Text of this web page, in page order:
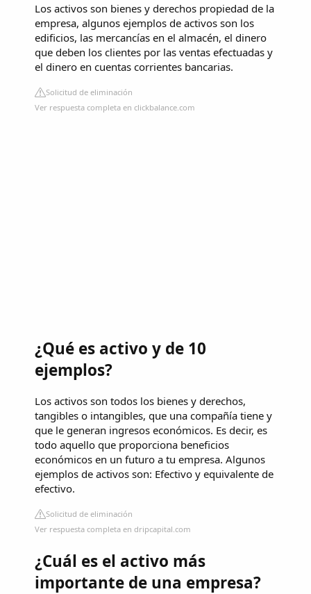
Los activos son bienes y derechos propiedad de la
empresa, algunos ejemplos de activos son los
edificios, las mercancías en el almacén, el dinero
que deben los clientes por las ventas efectuadas y
el dinero en cuentas corrientes bancarias.
Solicitud de eliminación
Ver respuesta completa en clickbalance.com
¿Qué es activo y de 10
ejemplos?
Los activos son todos los bienes y derechos,
tangibles o intangibles, que una compañía tiene y
que le generan ingresos económicos. Es decir, es
todo aquello que proporciona beneficios
económicos en un futuro a tu empresa. Algunos
ejemplos de activos son: Efectivo y equivalente de
efectivo.
Solicitud de eliminación
Ver respuesta completa en dripcapital.com
¿Cuál es el activo más
importante de una empresa?